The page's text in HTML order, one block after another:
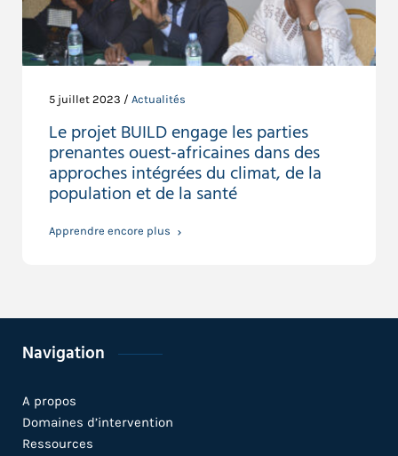
5 juillet 2023 / Actualités
Le projet BUILD engage les parties
prenantes ouest-africaines dans des
approches intégrées du climat, de la
population et de la santé
Apprendre encore plus
Navigation
A propos
Domaines d’intervention
Ressources